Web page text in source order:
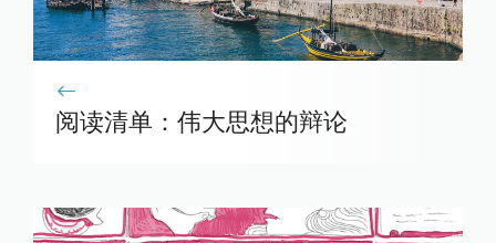
阅读清单：伟大思想的辩论